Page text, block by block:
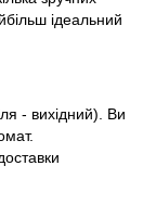
ідеальний
- вихідний). Ви